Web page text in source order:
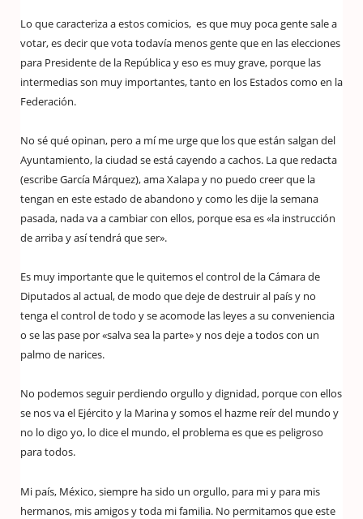
Lo que caracteriza a estos comicios, es que muy poca gente sale a
votar, es decir que vota todavía menos gente que en las elecciones
para Presidente de la República y eso es muy grave, porque las
intermedias son muy importantes, tanto en los Estados como en la
Federación.
No sé qué opinan, pero a mí me urge que los que están salgan del
Ayuntamiento, la ciudad se está cayendo a cachos. La que redacta
(escribe García Márquez), ama Xalapa y no puedo creer que la
tengan en este estado de abandono y como les dije la semana
pasada, nada va a cambiar con ellos, porque esa es «la instrucción
de arriba y así tendrá que ser».
Es muy importante que le quitemos el control de la Cámara de
Diputados al actual, de modo que deje de destruir al país y no
tenga el control de todo y se acomode las leyes a su conveniencia
o se las pase por «salva sea la parte» y nos deje a todos con un
palmo de narices.
No podemos seguir perdiendo orgullo y dignidad, porque con ellos
se nos va el Ejército y la Marina y somos el hazme reír del mundo y
no lo digo yo, lo dice el mundo, el problema es que es peligroso
para todos.
Mi país, México, siempre ha sido un orgullo, para mi y para mis
hermanos, mis amigos y toda mi familia. No permitamos que este